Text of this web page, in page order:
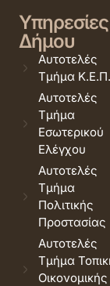
Υπηρεσίες
Δήμου
Αυτοτελές
Τμήμα Κ.Ε.Π.
Αυτοτελές
Τμήμα
Εσωτερικού
Ελέγχου
Αυτοτελές
Τμήμα
Πολιτικής
Προστασίας
Αυτοτελές
Τμήμα
Οικονομικής